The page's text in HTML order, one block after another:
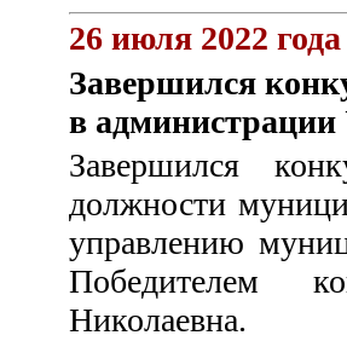
26 июля 2022 года
Завершился
в администрации
Завершился
должности
управлению
Победителем
Николаевна.